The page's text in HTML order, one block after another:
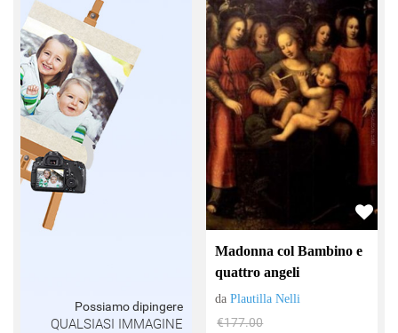
Possiamo dipingere
QUALSIASI IMMAGINE
Madonna col Bambino e
quattro angeli
daPlautilla Nelli
€177.00